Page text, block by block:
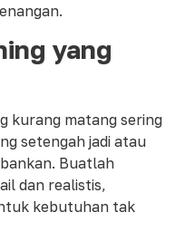
yang
kurang matang sering
setengah jadi atau
Buatlah
dan realistis,
kebutuhan tak